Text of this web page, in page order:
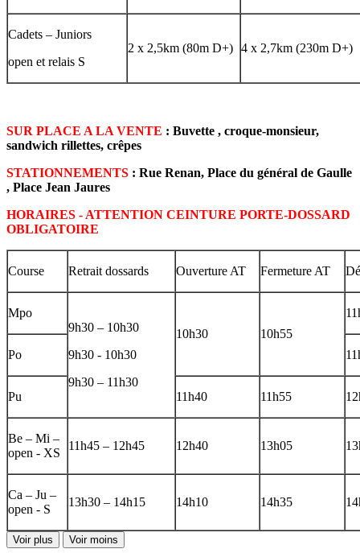
Cadets – Juniors
open et relais S
2 x 2,5km (80m D+) 4 x 2,7km (230m D+)
SUR PLACE A LA VENTE : Buvette , croque-monsieur,
sandwich rillettes, crêpes
STATIONNEMENTS : Rue Renan, Place du général de Gaulle
, Place Jean Jaures
HORAIRES - ATTENTION CEINTURE PORTE-DOSSARD
OBLIGATOIRE
Course Retrait dossards Ouverture AT Fermeture AT
Mpo
9h30 – 10h30
9h30 - 10h30
9h30 – 11h30
10h30 10h55
Po
Pu 11h40 11h55
Be – Mi –
open - XS
11h45 – 12h45 12h40 13h05
Ca – Ju –
open - S
13h30 – 14h15 14h10 14h35
Voir plus Voir moins